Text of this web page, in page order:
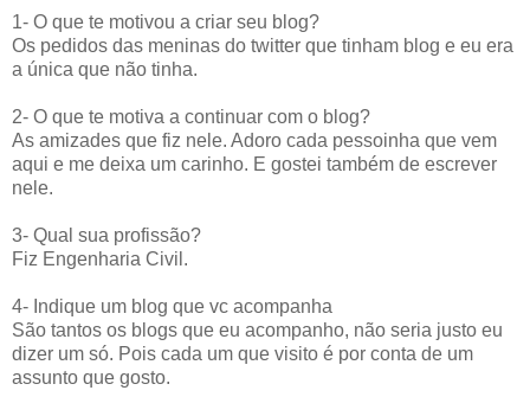
1- O que te motivou a criar seu blog?
Os pedidos das meninas do twitter que tinham blog e eu era
a única que não tinha.
2- O que te motiva a continuar com o blog?
As amizades que fiz nele. Adoro cada pessoinha que vem
aqui e me deixa um carinho. E gostei também de escrever
nele.
3- Qual sua profissão?
Fiz Engenharia Civil.
4- Indique um blog que vc acompanha
São tantos os blogs que eu acompanho, não seria justo eu
dizer um só. Pois cada um que visito é por conta de um
assunto que gosto.